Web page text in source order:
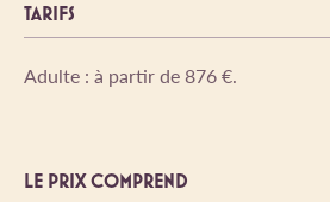
TARIFS
Adulte : à partir de 876 €.
LE PRIX COMPREND